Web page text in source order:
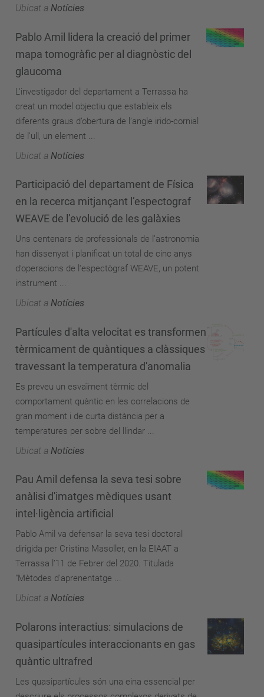
Ubicat a Notícies
Pablo Amil lidera la creació del primer
mapa tomogràfic per al diagnòstic del
glaucoma
L'investigador del departament a Terrassa ha
creat un model objectiu que estableix els
diferents graus d’obertura de l’angle irido-cornial
de l’ull, un element ...
Ubicat a Notícies
Participació del departament de Física
en la recerca mitjançant l’espectograf
WEAVE de l’evolució de les galàxies
Uns centenars de professionals de l’astronomia
han dissenyat i planificat un total de cinc anys
d’operacions de l'espectògraf WEAVE, un potent
instrument ...
Ubicat a Notícies
Partícules d'alta velocitat es transformen
tèrmicament de quàntiques a clàssiques
travessant la temperatura d'anomalia
Es preveu un esvaïment tèrmic del
comportament quàntic en les correlacions de
gran moment i de curta distància per a
temperatures per sobre del llindar ...
Ubicat a Notícies
Pau Amil defensa la seva tesi sobre
anàlisi d'imatges mèdiques usant
intel·ligència artificial
Pablo Amil va defensar la seva tesi doctoral
dirigida per Cristina Masoller, en la EIAAT a
Terrassa l’11 de Febrer del 2020. Titulada
"Mètodes d'aprenentatge ...
Ubicat a Notícies
Polarons interactius: simulacions de
quasipartícules interaccionants en gas
quàntic ultrafred
Les quasipartícules són una eina essencial per